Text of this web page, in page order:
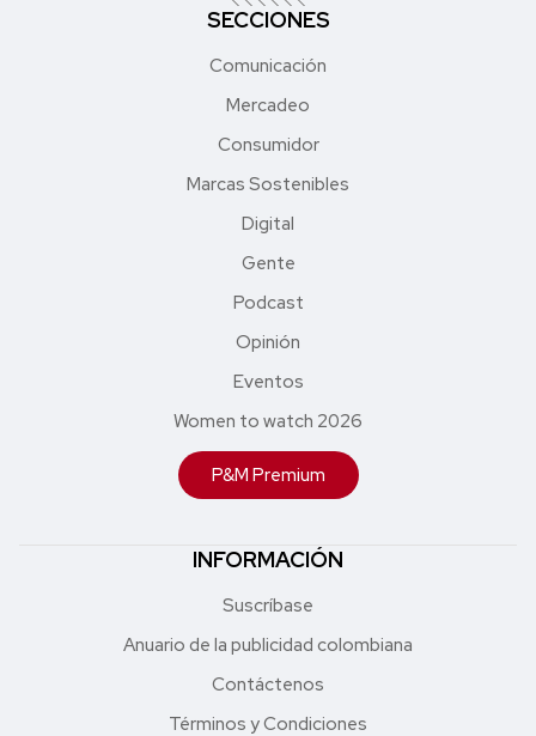
SECCIONES
Comunicación
Mercadeo
Consumidor
Marcas Sostenibles
Digital
Gente
Podcast
Opinión
Eventos
Women to watch 2026
P&M Premium
INFORMACIÓN
Suscríbase
Anuario de la publicidad colombiana
Contáctenos
Términos y Condiciones